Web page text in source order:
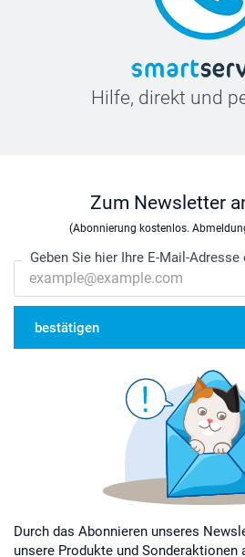
Hilfe, direkt und
Zum Newsletter
(Abonnierung kostenlos.
Geben Sie hier Ihre E-Mail-Adresse
bestätigen
Durch das Abonnieren unseres
unsere Produkte und Sonderaktionen